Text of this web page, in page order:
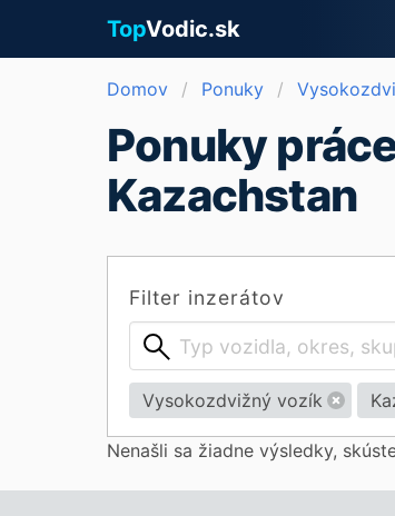
TopVodic.sk
Domov Ponuky
Ponuky
Kazachstan
Filter inzerátov
Vysokozdvižný vozík
Nenašli sa žiadne výsledky,